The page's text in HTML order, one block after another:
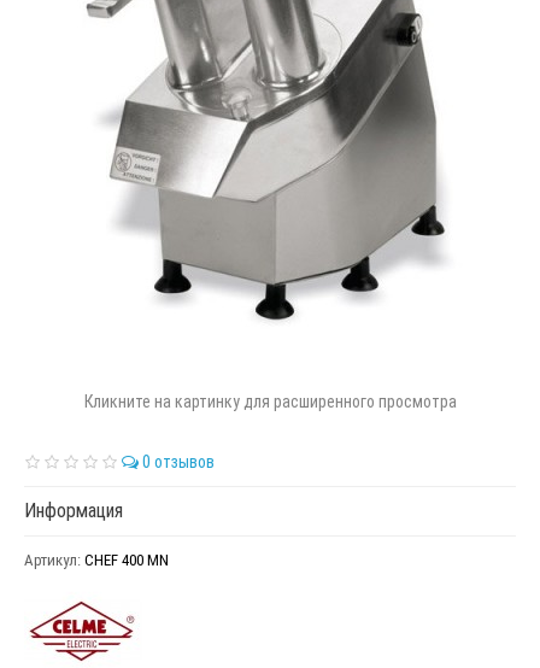
Кликните на картинку для расширенного просмотра
0 отзывов
Информация
Артикул: CHEF 400 MN